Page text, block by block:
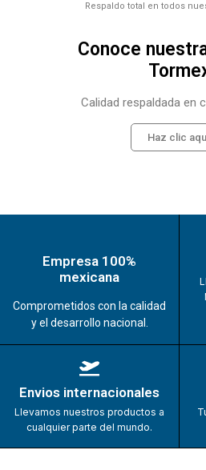
Respaldo total en todos
Conoce
Calidad respaldada en
Haz clic
Empresa 100%
mexicana
Comprometidos con la calidad
y el desarrollo nacional.
Envios internacionales
Llevamos nuestros productos a
cualquier parte del mundo.